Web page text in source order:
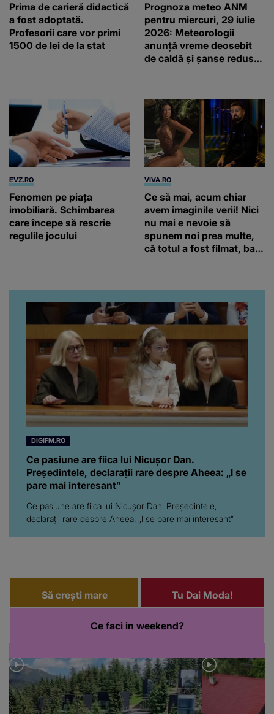
Prima de carieră didactică
a fost adoptată.
Profesorii care vor primi
1500 de lei de la stat
Prognoza meteo ANM
pentru miercuri, 29 iulie
2026: Meteorologii
anunță vreme deosebit
de caldă și șanse reduse
EVZ.RO
Fenomen pe piața
imobiliară. Schimbarea
care începe să rescrie
regulile jocului
VIVA.RO
Ce să mai, acum chiar
avem imaginile verii! Nici
nu mai e nevoie să
spunem noi prea multe,
că totul a fost filmat, ba
da, frumoasa iubită a lui
Florin Ristei e...
DIGIFM.RO
Ce pasiune are fiica lui Nicușor Dan.
Președintele, declarații rare despre Aheea: „I se
pare mai interesant”
Ce pasiune are fiica lui Nicușor Dan. Președintele,
declarații rare despre Aheea: „I se pare mai interesant”
Să crești mare Tu Dai Moda!
Ce faci in weekend?